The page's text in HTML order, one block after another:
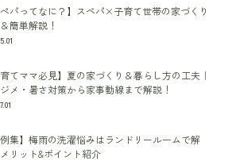
ぺパってなに？】スペパ×子育て世帯の家づくり
簡単解説！
育てママ必見】夏の家づくり＆暮らし方の工夫｜
メ・暑さ対策から家事動線まで解説！
例集】梅雨の洗濯悩みはランドリールームで解
リット&ポイント紹介